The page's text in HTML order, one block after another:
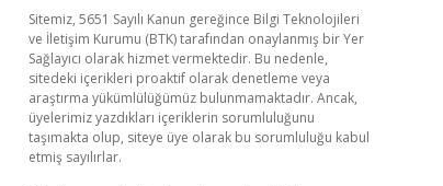
Sitemiz, 5651 Sayılı Kanun gereğince Bilgi Teknolojileri
ve İletişim Kurumu (BTK) tarafından onaylanmış bir Yer
Sağlayıcı olarak hizmet vermektedir. Bu nedenle,
sitedeki içerikleri proaktif olarak denetleme veya
araştırma yükümlülüğümüz bulunmamaktadır. Ancak,
üyelerimiz yazdıkları içeriklerin sorumluluğunu
taşımakta olup, siteye üye olarak bu sorumluluğu kabul
etmiş sayılırlar.